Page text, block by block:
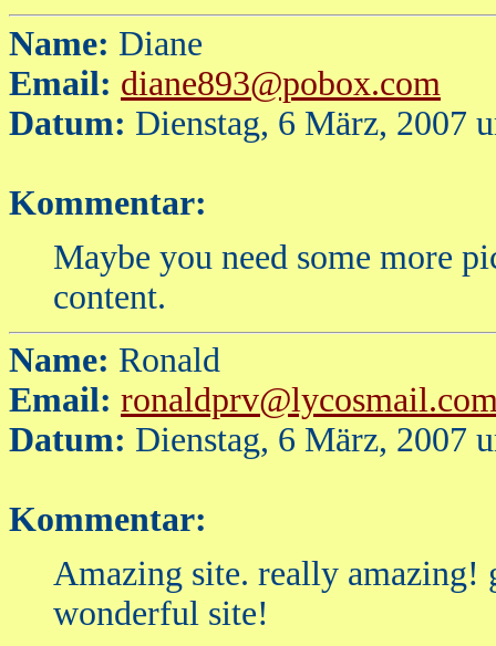
Name: Diane
Email: diane893@pobox.com
Datum: Dienstag, 6 März, 2007
Kommentar:
Maybe you need some more
content.
Name: Ronald
Email:
Datum: Dienstag, 6 März, 2007
Kommentar:
Amazing site. really amazing!
wonderful site!